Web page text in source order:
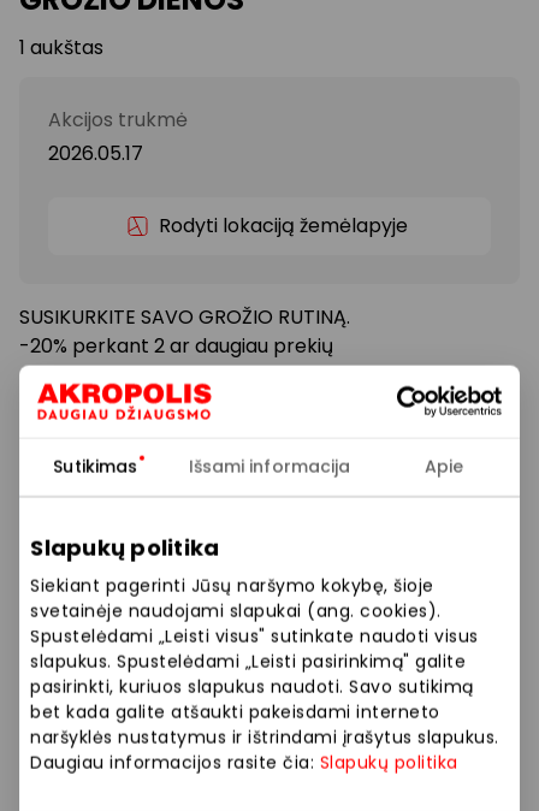
Sutikimas Išsami informacija Apie
Slapukų politika
Siekiant pagerinti Jūsų naršymo kokybę, šioje
svetainėje naudojami slapukai (ang. cookies).
Spustelėdami „Leisti visus" sutinkate naudoti visus
slapukus. Spustelėdami „Leisti pasirinkimą" galite
pasirinkti, kuriuos slapukus naudoti. Savo sutikimą
bet kada galite atšaukti pakeisdami interneto
naršyklės nustatymus ir ištrindami įrašytus slapukus.
Daugiau informacijos rasite čia: Slapukų politika
1 aukštas
Akcijos trukmė
2026.05.17
Rodyti lokaciją žemėlapyje
SUSIKURKITE SAVO GROŽIO RUTINĄ.
-20% perkant 2 ar daugiau prekių
*Nuolaidos nesumuojamos ir taikomos tik pilnos
kuponams ir rinkiniams nuolaida netaikoma.
Prekybos ir pramogų centre „AKROPOLIS“
veikiančios parduotuvės ir paslaugų teikėjai
savarankiškai nustato taikomas nuolaidas, jų
dydžius bei kitas aktualias sąlygas.
Stengiamės kuo tiksliau pateikti aktualią
informaciją, tačiau, jei kyla neatitikimų tarp mūsų
tinklalapyje pateiktos informacijos ir faktinės
informacijos parduotuvėje ar paslaugų teikimo